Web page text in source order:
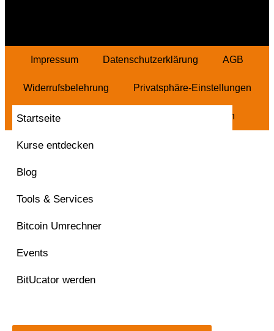
Impressum Datenschutzerklärung AGB
Widerrufsbelehrung Privatsphäre-Einstellungen
Historie Privatsphäre Vertrag widerrufen
Startseite
Kurse entdecken
Blog
Tools & Services
Bitcoin Umrechner
Events
BitUcator werden